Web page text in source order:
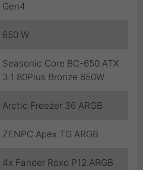
Gen4
650 W
Seasonic Core BC-650 ATX
3.1 80Plus Bronze 650W
Arctic Freezer 36 ARGB
ZENPC Apex TG ARGB
4x Fander Roxo P12 ARGB